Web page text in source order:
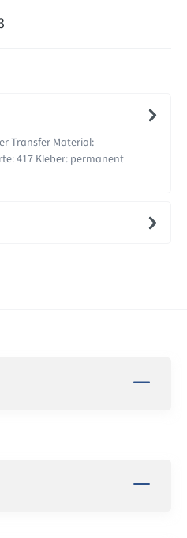
Transfer Material:
417 Kleber: permanent